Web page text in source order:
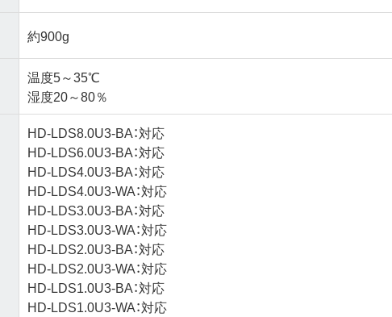
約900g
温度5～35℃
湿度20～80％
HD-LDS8.0U3-BA：対応
HD-LDS6.0U3-BA：対応
HD-LDS4.0U3-BA：対応
HD-LDS4.0U3-WA：対応
HD-LDS3.0U3-BA：対応
HD-LDS3.0U3-WA：対応
HD-LDS2.0U3-BA：対応
HD-LDS2.0U3-WA：対応
HD-LDS1.0U3-BA：対応
HD-LDS1.0U3-WA：対応